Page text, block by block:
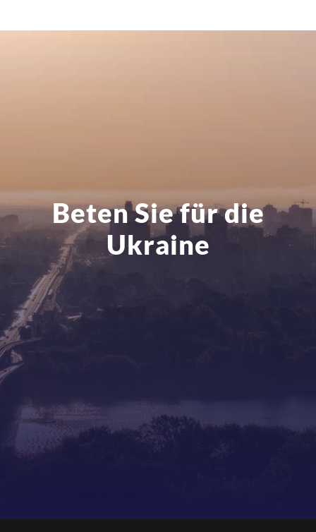
Beten Sie für die
Ukraine